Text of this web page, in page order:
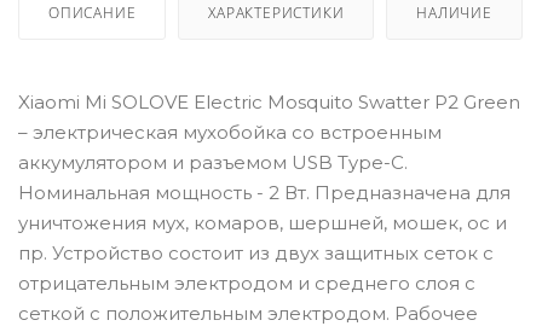
ОПИСАНИЕ ХАРАКТЕРИСТИКИ НАЛИЧИЕ
Xiaomi Mi SOLOVE Electric Mosquito Swatter P2 Green
– электрическая мухобойка со встроенным
аккумулятором и разъемом USB Type-C.
Номинальная мощность - 2 Вт. Предназначена для
уничтожения мух, комаров, шершней, мошек, ос и
пр. Устройство состоит из двух защитных сеток с
отрицательным электродом и среднего слоя с
сеткой с положительным электродом. Рабочее